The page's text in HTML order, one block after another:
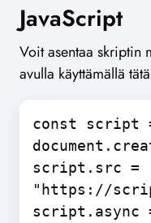
JavaScript
Voit asentaa skriptin
avulla käyttämällä
const script
script.src =
"https://
script.async